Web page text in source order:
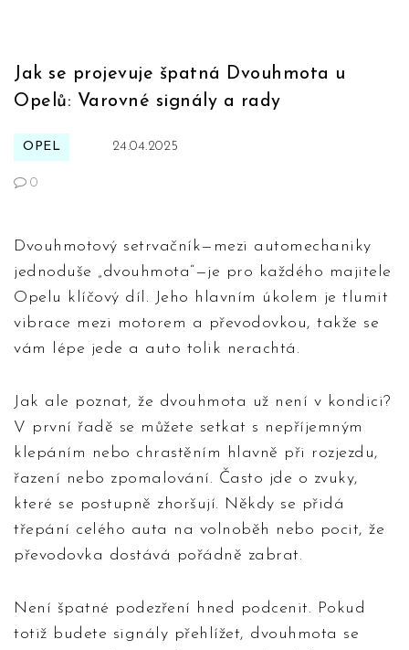
Jak se projevuje špatná Dvouhmota u
Opelů: Varovné signály a rady
OPEL 24.04.2025
0
Dvouhmotový setrvačník—mezi automechaniky
jednoduše „dvouhmota“—je pro každého majitele
Opelu klíčový díl. Jeho hlavním úkolem je tlumit
vibrace mezi motorem a převodovkou, takže se
vám lépe jede a auto tolik nerachtá.
Jak ale poznat, že dvouhmota už není v kondici?
V první řadě se můžete setkat s nepříjemným
klepáním nebo chrastěním hlavně při rozjezdu,
řazení nebo zpomalování. Často jde o zvuky,
které se postupně zhoršují. Někdy se přidá
třepání celého auta na volnoběh nebo pocit, že
převodovka dostává pořádně zabrat.
Není špatné podezření hned podcenit. Pokud
totiž budete signály přehlížet, dvouhmota se